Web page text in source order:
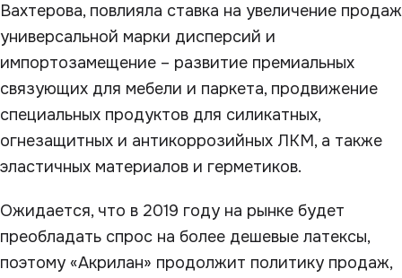
Вахтерова, повлияла ставка на увеличение продаж
универсальной марки дисперсий и
импортозамещение – развитие премиальных
связующих для мебели и паркета, продвижение
специальных продуктов для силикатных,
огнезащитных и антикоррозийных ЛКМ, а также
эластичных материалов и герметиков.
Ожидается, что в 2019 году на рынке будет
преобладать спрос на более дешевые латексы,
поэтому «Акрилан» продолжит политику продаж,